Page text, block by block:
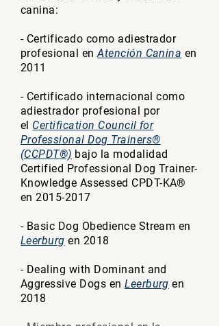
canina:
- Certificado como adiestrador
profesional enAtención Canina en
2011
- Certificado internacional como
adiestrador profesional por
el Certification Council for
Professional Dog Trainers®
(CCPDT®) bajo la modalidad
Certified Professional Dog Trainer-
Knowledge Assessed CPDT-KA®
en2015-2017
- Basic Dog Obedience Stream en
Leerburg en 2018
- Dealing with Dominant and
Aggressive Dogs enLeerburg en
2018